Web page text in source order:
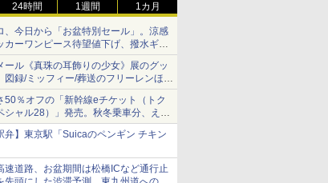
24時間 1週間 1カ月
、今日から「お盆特別セール」。涼感
カーワンピース待望値下げ、撥水ギア
は1990円に
ール《真珠の耳飾りの少女》展のグッ
図録/ミッフィー/葬送のフリーレンほ
ブランドコラボが実現
50％オフの「新幹線eチケット（トク
シャル28）」発売。秋冬乗車分、えき
定
弁】東京駅「Suicaのペンギン チキン
速道路、お盆期間は松橋ICなど通行止